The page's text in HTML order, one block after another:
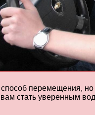
перемещения, но
стать уверенным